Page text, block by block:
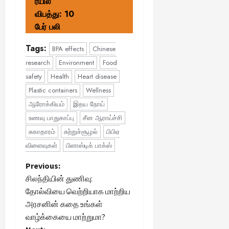
விபத்து: 10
பேர் பலி
Tags:
BPA effects
Chinese
research
Environment
Food
safety
Health
Heart disease
Plastic containers
Wellness
ஆரோக்கியம்
இதய நோய்
உணவு பாதுகாப்பு
சீன ஆராய்ச்சி
சுகாதாரம்
சுற்றுச்சூழல்
பிபிஏ
விளைவுகள்
பிளாஸ்டிக் பாக்ஸ்
P
o
s
Previous:
சிலந்தியின் துணிவு:
தோல்வியை வெற்றியாக மாற்றிய
அரசனின் கதை உங்கள்
வாழ்க்கையை மாற்றுமா?